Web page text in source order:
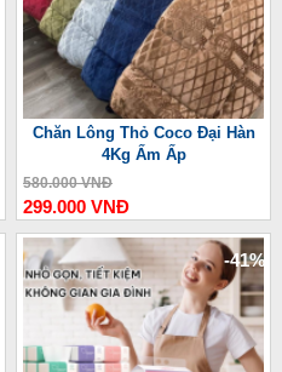
Chăn Lông Thỏ Coco Đại Hàn
4Kg Ấm Ấp
580.000 VNĐ
299.000 VNĐ
-41%